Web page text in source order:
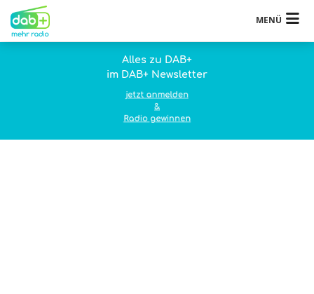
MENÜ
Alles zu DAB+
im DAB+ Newsletter
jetzt anmelden
&
Radio gewinnen